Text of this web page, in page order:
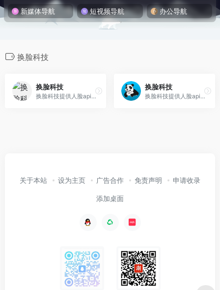
新媒体导航 短视频导航 办公导航
换脸科技
换脸科技
换脸科技提供人脸api支持图片换脸、视频换脸等人脸融合技术，可用于影视替身换脸、视频换脸、直播换脸、视频变脸、景区换脸等场景，为开发者提供api调用，为企业提ai创意支持。
换脸科技
换脸科技提供人脸api支持图片换脸、视频换脸等人脸融合技术，可用于影视替身换脸、视频换脸、直播换脸、视频变脸、景区换脸等场景，为开发者提供api调用，为企业提ai创意支持。
关于本站 设为主页 广告合作 免责声明 申请收录
添加桌面